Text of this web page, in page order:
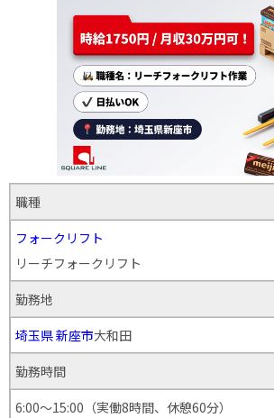
職種
フォークリフト
リーチフォークリフト
勤務地
埼玉県新座市大和田
勤務時間
6:00〜15:00（実働8時間、休憩60分）